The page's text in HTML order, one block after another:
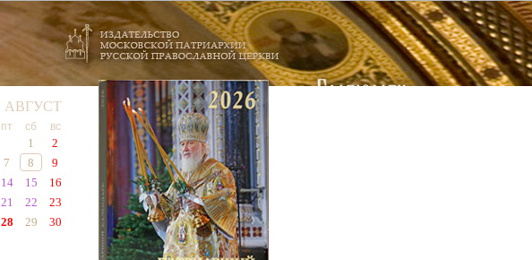
АВГУСТ
пт сб вс
1
2
7 8
9
14 15
16
21 22
23
28 29
30